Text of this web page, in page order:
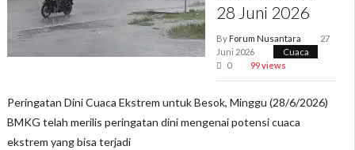
28 Juni 2026
ByForum Nusantara
27
Juni 2026
Cuaca
0
99 views
Peringatan Dini Cuaca Ekstrem untuk Besok, Minggu (28/6/2026)
BMKG telah merilis peringatan dini mengenai potensi cuaca
ekstrem yang bisa terjadi